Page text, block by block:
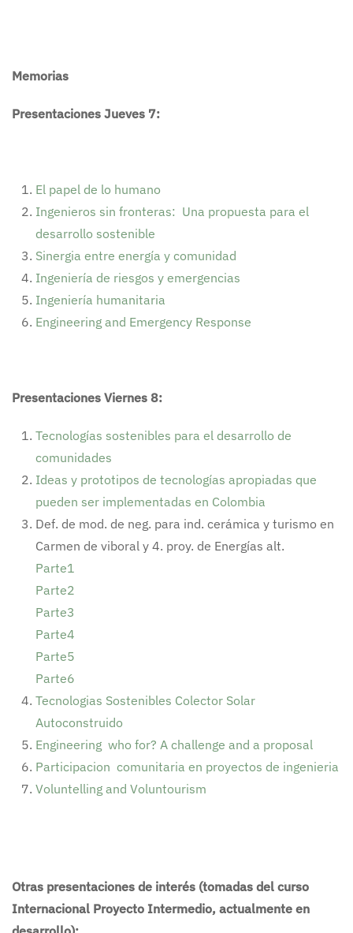
Memorias
Presentaciones Jueves 7:
El papel de lo humano
Ingenieros sin fronteras: Una propuesta para el
desarrollo sostenible
Sinergia entre energía y comunidad
Ingeniería de riesgos y emergencias
Ingeniería humanitaria
Engineering and Emergency Response
Presentaciones Viernes 8:
Tecnologías sostenibles para el desarrollo de
comunidades
Ideas y prototipos de tecnologías apropiadas que
pueden ser implementadas en Colombia
Def. de mod. de neg. para ind. cerámica y turismo en
Carmen de viboral y 4. proy. de Energías alt.
Parte1
Parte2
Parte3
Parte4
Parte5
Parte6
Tecnologias Sostenibles Colector Solar
Autoconstruido
Engineering who for? A challenge and a proposal
Participacion comunitaria en proyectos de ingenieria
Voluntelling and Voluntourism
Otras presentaciones de interés (tomadas del curso
Internacional Proyecto Intermedio, actualmente en